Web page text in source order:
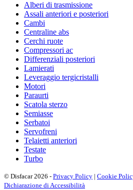
Alberi di trasmissione
Assali anteriori e posteriori
Cambi
Centraline abs
Cerchi ruote
Compressori ac
Differenziali posteriori
Lamierati
Leveraggio tergicristalli
Motori
Paraurti
Scatola sterzo
Semiasse
Serbatoi
Servofreni
Telaietti anteriori
Testate
Turbo
© Disfacar 2026 - Privacy Policy | Cookie
Dichiarazione di Accessibilità